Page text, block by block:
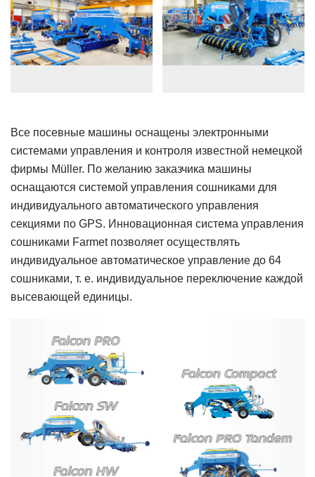
Все посевные машины оснащены электронными
системами управления и контроля известной немецкой
фирмы Müller. По желанию заказчика машины
оснащаются системой управления сошниками для
индивидуального автоматического управления
секциями по GPS. Инновационная система управления
сошниками Farmet позволяет осуществлять
индивидуальное автоматическое управление до 64
сошниками, т. е. индивидуальное переключение каждой
высевающей единицы.